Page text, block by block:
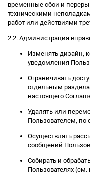
временные сбои и
техническими
работ или действиями
2.2. Администрация
Изменять дизайн,
уведомления
Ограничивать
отдельным
настоящего
Удалять или
Пользователем, по
Осуществлять
сообщений
Собирать и
Пользователях (см.